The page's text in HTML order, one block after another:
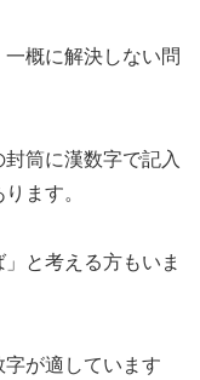
概に解決しない問
封筒に漢数字で記入
ます。
と考える方もいま
が適しています